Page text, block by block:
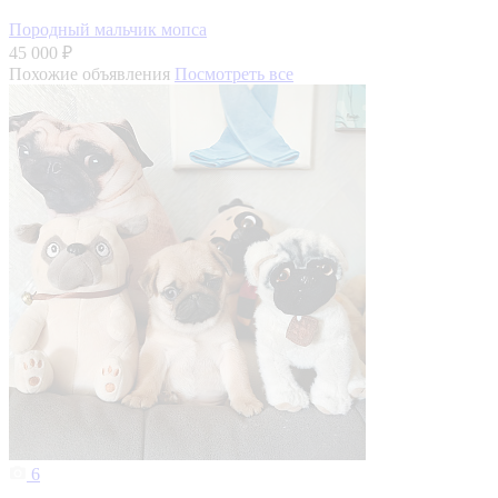
Породный мальчик мопса
45 000 ₽
Похожие объявления Посмотреть все
6